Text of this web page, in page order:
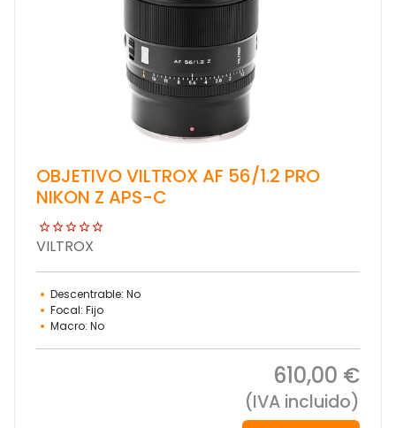
OBJETIVO VILTROX AF 56/1.2 PRO
NIKON Z APS-C
VILTROX
Descentrable: No
Focal: Fijo
Macro: No
610,00 €
(IVA incluido)